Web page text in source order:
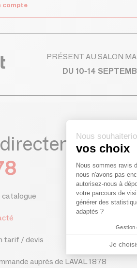
compte
PRÉSENT AU SALON
DU 10-14
catalogue
tarif / devis
auprès de LAVAL 1878
Nous
vos choix
Nous sommes ravis
nous n'avons pas
autorisez-nous à
votre parcours de
générer des
adaptés ?
Gestion
Je